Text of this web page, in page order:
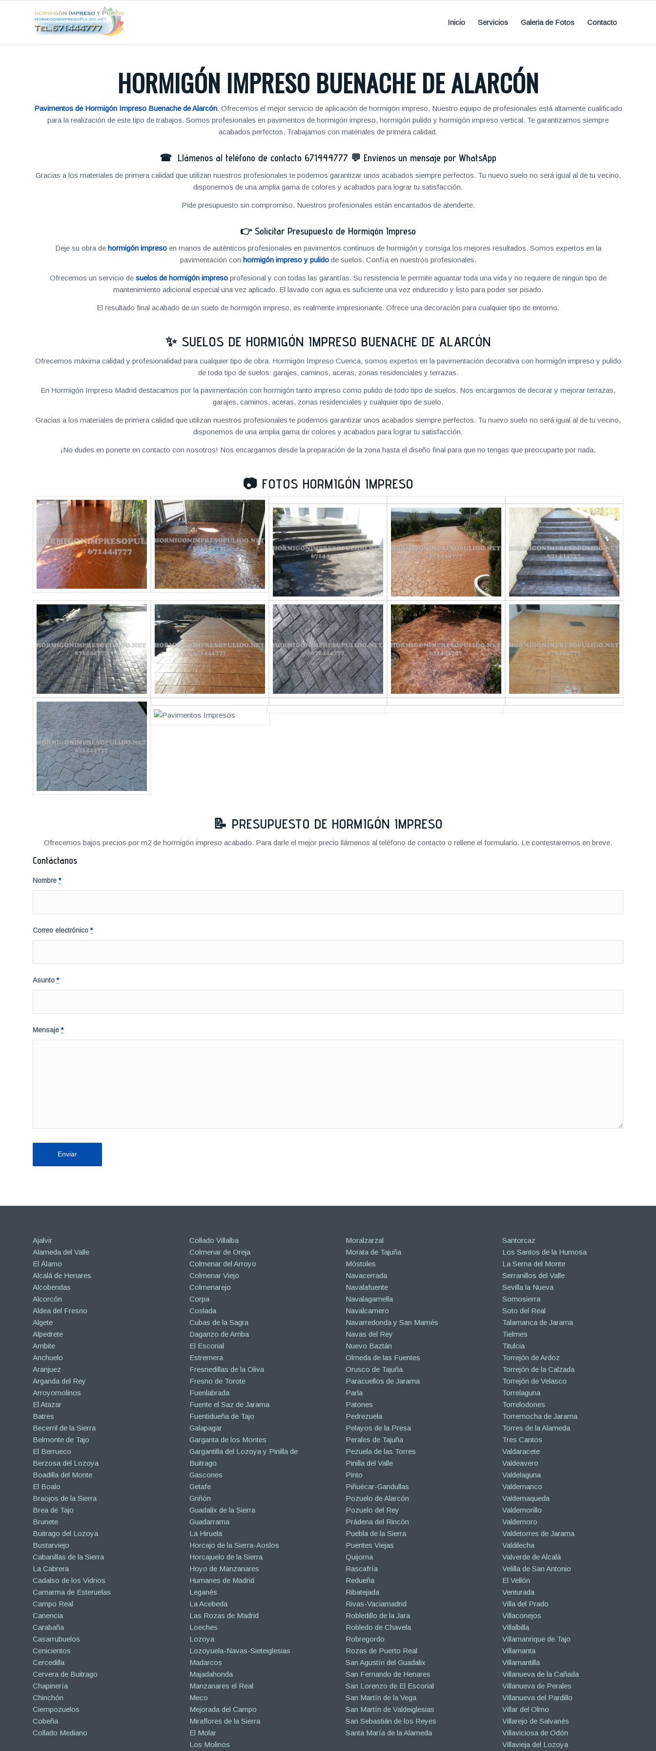
Inicio Servicios Galeria de Fotos Contacto
HORMIGÓN IMPRESO BUENACHE DE ALARCÓN
Pavimentos de Hormigón Impreso Buenache de Alarcón. Ofrecemos el mejor servicio de aplicación de hormigón impreso. Nuestro equipo de profesionales está altamente cualificado
para la realización de este tipo de trabajos. Somos profesionales en pavimentos de hormigón impreso, hormigón pulido y hormigón impreso vertical. Te garantizamos siempre
acabados perfectos. Trabajamos con materiales de primera calidad.
☎ Llámenos al teléfono de contacto 671444777 💬 Envíenos un mensaje por WhatsApp
Gracias a los materiales de primera calidad que utilizan nuestros profesionales te podemos garantizar unos acabados siempre perfectos. Tu nuevo suelo no será igual al de tu vecino,
disponemos de una amplia gama de colores y acabados para lograr tu satisfacción.
Pide presupuesto sin compromiso. Nuestros profesionales están encantados de atenderte.
👉 Solicitar Presupuesto de Hormigón Impreso
Deje su obra de hormigón impresoen manos de auténticos profesionales en pavimentos continuos de hormigón y consiga los mejores resultados. Somos expertos en la
pavimentación con hormigón impreso y pulidode suelos. Confía en nuestros profesionales.
Ofrecemos un servicio de suelos de hormigón impresoprofesional y con todas las garantías. Su resistencia le permite aguantar toda una vida y no requiere de ningún tipo de
mantenimiento adicional especial una vez aplicado. El lavado con agua es suficiente una vez endurecido y listo para poder ser pisado.
El resultado final acabado de un suelo de hormigón impreso, es realmente impresionante. Ofrece una decoración para cualquier tipo de entorno.
✨ SUELOS DE HORMIGÓN IMPRESO BUENACHE DE ALARCÓN
Ofrecemos máxima calidad y profesionalidad para cualquier tipo de obra. Hormigón Impreso Cuenca, somos expertos en la pavimentación decorativa con hormigón impreso y pulido
de todo tipo de suelos: garajes, caminos, aceras, zonas residenciales y terrazas.
En Hormigón Impreso Madrid destacamos por la pavimentación con hormigón tanto impreso como pulido de todo tipo de suelos. Nos encargamos de decorar y mejorar terrazas,
garajes, caminos, aceras, zonas residenciales y cualquier tipo de suelo.
Gracias a los materiales de primera calidad que utilizan nuestros profesionales te podemos garantizar unos acabados siempre perfectos. Tu nuevo suelo no será igual al de tu vecino,
disponemos de una amplia gama de colores y acabados para lograr tu satisfacción.
¡No dudes en ponerte en contacto con nosotros! Nos encargamos desde la preparación de la zona hasta el diseño final para que no tengas que preocuparte por nada.
📷 FOTOS HORMIGÓN IMPRESO
📝 PRESUPUESTO DE HORMIGÓN IMPRESO
Ofrecemos bajos precios por m2 de hormigón impreso acabado. Para darle el mejor precio llámenos al teléfono de contacto o rellene el formulario. Le contestaremos en breve.
Contáctanos
Nombre*
Correo electrónico*
Asunto*
Mensaje*
Ajalvir
Alameda del Valle
El Álamo
Alcalá de Henares
Alcobendas
Alcorcón
Aldea del Fresno
Algete
Alpedrete
Ambite
Anchuelo
Aranjuez
Arganda del Rey
Arroyomolinos
El Atazar
Batres
Becerril de la Sierra
Belmonte de Tajo
El Berrueco
Berzosa del Lozoya
Boadilla del Monte
El Boalo
Braojos de la Sierra
Brea de Tajo
Brunete
Buitrago del Lozoya
Bustarviejo
Cabanillas de la Sierra
La Cabrera
Cadalso de los Vidrios
Camarma de Esteruelas
Campo Real
Canencia
Carabaña
Casarrubuelos
Cenicientos
Cercedilla
Cervera de Buitrago
Chapinería
Chinchón
Ciempozuelos
Cobeña
Collado Mediano
Collado Villalba
Colmenar de Oreja
Colmenar del Arroyo
Colmenar Viejo
Colmenarejo
Corpa
Coslada
Cubas de la Sagra
Daganzo de Arriba
El Escorial
Estremera
Fresnedillas de la Oliva
Fresno de Torote
Fuenlabrada
Fuente el Saz de Jarama
Fuentidueña de Tajo
Galapagar
Garganta de los Montes
Gargantilla del Lozoya y Pinilla de
Buitrago
Gascones
Getafe
Griñón
Guadalix de la Sierra
Guadarrama
La Hiruela
Horcajo de la Sierra-Aoslos
Horcajuelo de la Sierra
Hoyo de Manzanares
Humanes de Madrid
Leganés
La Acebeda
Las Rozas de Madrid
Loeches
Lozoya
Lozoyuela-Navas-Sieteiglesias
Madarcos
Majadahonda
Manzanares el Real
Meco
Mejorada del Campo
Miraflores de la Sierra
El Molar
Los Molinos
Moralzarzal
Morata de Tajuña
Móstoles
Navacerrada
Navalafuente
Navalagamella
Navalcarnero
Navarredonda y San Mamés
Navas del Rey
Nuevo Baztán
Olmeda de las Fuentes
Orusco de Tajuña
Paracuellos de Jarama
Parla
Patones
Pedrezuela
Pelayos de la Presa
Perales de Tajuña
Pezuela de las Torres
Pinilla del Valle
Pinto
Piñuécar-Gandullas
Pozuelo de Alarcón
Pozuelo del Rey
Prádena del Rincón
Puebla de la Sierra
Puentes Viejas
Quijorna
Rascafría
Redueña
Ribatejada
Rivas-Vaciamadrid
Robledillo de la Jara
Robledo de Chavela
Robregordo
Rozas de Puerto Real
San Agustín del Guadalix
San Fernando de Henares
San Lorenzo de El Escorial
San Martín de la Vega
San Martín de Valdeiglesias
San Sebastián de los Reyes
Santa María de la Alameda
Santorcaz
Los Santos de la Humosa
La Serna del Monte
Serranillos del Valle
Sevilla la Nueva
Somosierra
Soto del Real
Talamanca de Jarama
Tielmes
Titulcia
Torrejón de Ardoz
Torrejón de la Calzada
Torrejón de Velasco
Torrelaguna
Torrelodones
Torremocha de Jarama
Torres de la Alameda
Tres Cantos
Valdaracete
Valdeavero
Valdelaguna
Valdemanco
Valdemaqueda
Valdemorillo
Valdemoro
Valdetorres de Jarama
Valdilecha
Valverde de Alcalá
Velilla de San Antonio
El Vellón
Venturada
Villa del Prado
Villaconejos
Villalbilla
Villamanrique de Tajo
Villamanta
Villamantilla
Villanueva de la Cañada
Villanueva de Perales
Villanueva del Pardillo
Villar del Olmo
Villarejo de Salvanés
Villaviciosa de Odón
Villavieja del Lozoya